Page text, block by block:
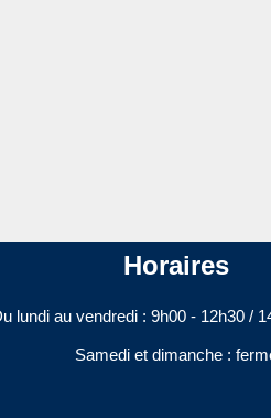
Horaires
lundi au vendredi : 9h00 - 12h30 /
Samedi et dimanche :